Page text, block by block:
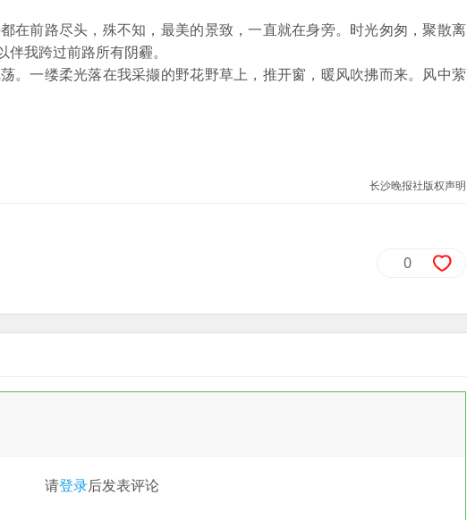
前路尽头，殊不知，最美的景致，一直就在身旁。时光匆匆，聚散离
我跨过前路所有阴霾。
一缕柔光落在我采撷的野花野草上，推开窗，暖风吹拂而来。风中萦
长沙晚报社版权声明
0
请登录后发表评论